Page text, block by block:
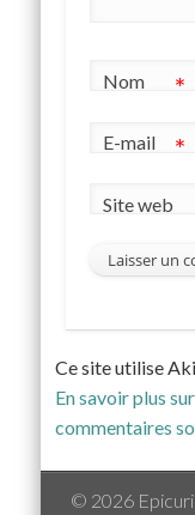
Nom *
E-mail *
Site web
Ce site utilise
En savoir plus
commentaires
© 2026